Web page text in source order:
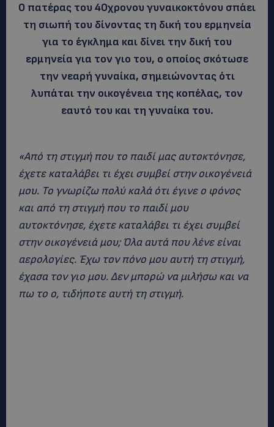
Ο πατέρας του 40χρονου γυναικοκτόνου σπάει
τη σιωπή του δίνοντας τη δική του ερμηνεία
για το έγκλημα και δίνει την δική του
ερμηνεία για τον γιο του, ο οποίος σκότωσε
την νεαρή γυναίκα, σημειώνοντας ότι
λυπάται την οικογένεια της κοπέλας, τον
εαυτό του και τη γυναίκα του.
«Από τη στιγμή που το παιδί μας αυτοκτόνησε,
έχετε καταλάβει τι έχει συμβεί στην οικογένειά
μου. Το γνωρίζω πολύ καλά ότι έγινε ο φόνος
και από τη στιγμή που το παιδί μου
αυτοκτόνησε, έχετε καταλάβει τι έχει συμβεί
στην οικογένειά μου; Όλα αυτά που λένε είναι
αερολογίες. Έχω τον πόνο μου αυτή τη στιγμή,
έχασα τον γιο μου. Δεν μπορώ να μιλήσω και να
πω το ο, τιδήποτε αυτή τη στιγμή.